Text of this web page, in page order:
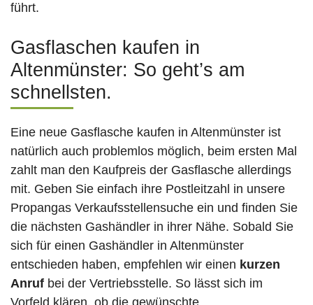
führt.
Gasflaschen kaufen in
Altenmünster: So geht’s am
schnellsten.
Eine neue Gasflasche kaufen in Altenmünster ist
natürlich auch problemlos möglich, beim ersten Mal
zahlt man den Kaufpreis der Gasflasche allerdings
mit. Geben Sie einfach ihre Postleitzahl in unsere
Propangas Verkaufsstellensuche ein und finden Sie
die nächsten Gashändler in ihrer Nähe. Sobald Sie
sich für einen Gashändler in Altenmünster
entschieden haben, empfehlen wir einen kurzen
Anruf bei der Vertriebsstelle. So lässt sich im